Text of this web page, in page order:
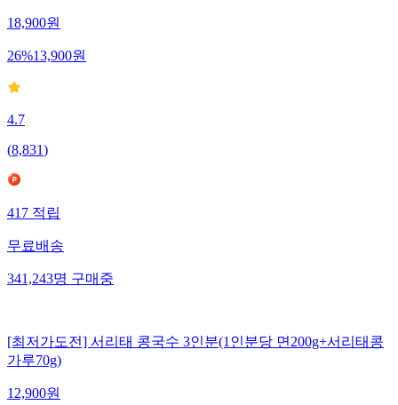
18,900원
26%13,900원
4.7
(8,831)
417 적립
무료배송
341,243명 구매중
[최저가도전] 서리태 콩국수 3인분(1인분당 면200g+서리태콩
가루70g)
12,900원